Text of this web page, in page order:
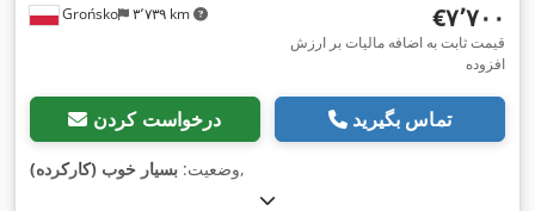
Grońsko ۳٬۷۳۹ km ‎€۷٬۷۰۰
قیمت ثابت به اضافه مالیات بر ارزش
افزوده
درخواست کردن تماس بگیرید
وضعیت: بسیار خوب (کارکرده) ,